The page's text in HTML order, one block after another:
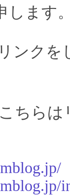
します
ンクを
ちら